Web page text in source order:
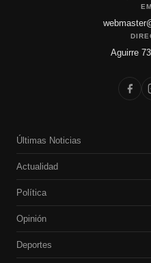
Aguirre
Últimas Noticias
Actualidad
Política
Opinión
Deportes